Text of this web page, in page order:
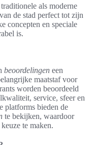
als moderne
de stad perfect tot zijn
concepten en speciale
is.
beoordelingen een
maatstaf voor
worden beoordeeld
service, sfeer en
platforms bieden de
te bekijken, waardoor
te maken.